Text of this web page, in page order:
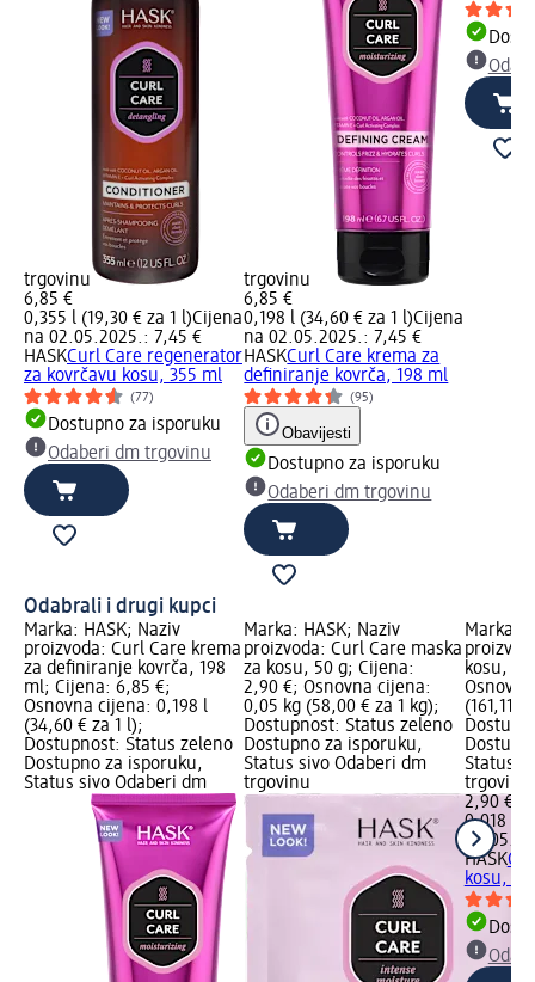
trgovinu
6,85 €
0,355 l (19,30 € za 1 l)Cijena
na 02.05.2025.: 7,45 €
HASKCurl Care regenerator
za kovrčavu kosu, 355 ml
(77)
Dostupno za isporuku
Odaberi dm trgovinu
trgovinu
6,85 €
0,198 l (34,60 € za 1 l)Cijena
na 02.05.2025.: 7,45 €
HASKCurl Care krema za
definiranje kovrča, 198 ml
(95)
Obavijesti
Dostupno za isporuku
Odaberi dm trgovinu
Odabrali i drugi kupci
Marka: HASK; Naziv
proizvoda: Curl Care krema
za definiranje kovrča, 198
ml; Cijena: 6,85 €;
Osnovna cijena: 0,198 l
(34,60 € za 1 l);
Dostupnost: Status zeleno
Dostupno za isporuku,
Status sivo Odaberi dm
Marka: HASK; Naziv
proizvoda: Curl Care maska
za kosu, 50 g; Cijena:
2,90 €; Osnovna cijena:
0,05 kg (58,00 € za 1 kg);
Dostupnost: Status zeleno
Dostupno za isporuku,
Status sivo Odaberi dm
trgovinu
Marka:
kosu,
(161,11
Status
trgovinu
2,90 €
0,018 l
na
HASK
kosu, 18